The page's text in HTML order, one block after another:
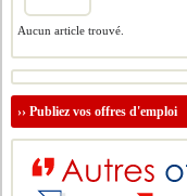
Aucun article trouvé.
››Publiez vos offres d'emploi